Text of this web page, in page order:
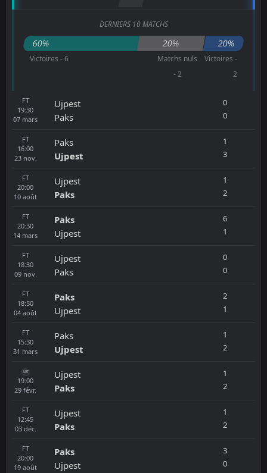
DERNIERS 10 MATCHS
60% 20% 20%
Victoires - 6
Matchs nuls
- 2
Victoires -
2
FT
19:30
07 mars
Ujpest
Paks
0
0
FT
16:00
23 nov.
Paks
Ujpest
1
3
FT
20:00
10 août
Ujpest
Paks
1
2
FT
20:30
14 mars
Paks
Ujpest
6
1
FT
18:30
09 nov.
Ujpest
Paks
0
0
FT
18:50
04 août
Paks
Ujpest
2
1
FT
15:30
31 mars
Paks
Ujpest
1
2
AET
19:00
29 févr.
Ujpest
Paks
1
2
FT
12:45
03 déc.
Ujpest
Paks
1
2
FT
20:00
19 août
Paks
Ujpest
3
0